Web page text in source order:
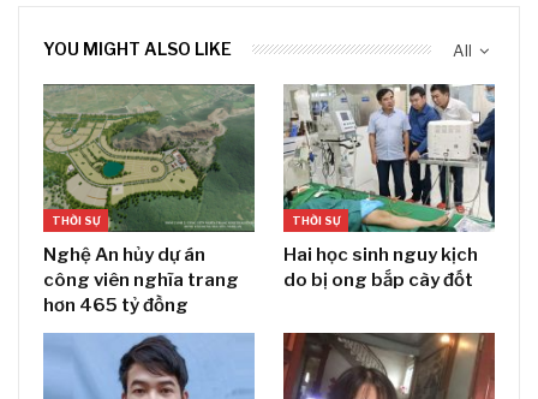
All
YOU MIGHT ALSO LIKE
THỜI SỰ
Nghệ An hủy dự án
công viên nghĩa trang
hơn 465 tỷ đồng
THỜI SỰ
Hai học sinh nguy kịch
do bị ong bắp cày đốt